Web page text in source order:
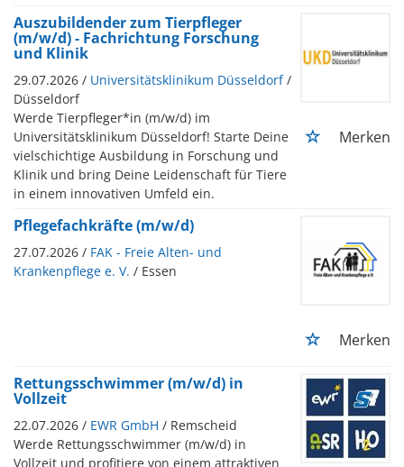
Auszubildender zum Tierpfleger
(m/w/d) - Fachrichtung Forschung
und Klinik
29.07.2026 / Universitätsklinikum Düsseldorf /
Düsseldorf
Werde Tierpfleger*in (m/w/d) im
Universitätsklinikum Düsseldorf! Starte Deine
vielschichtige Ausbildung in Forschung und
Klinik und bring Deine Leidenschaft für Tiere
in einem innovativen Umfeld ein.
Merken
Pflegefachkräfte (m/w/d)
27.07.2026 / FAK - Freie Alten- und
Krankenpflege e. V. / Essen
Merken
Rettungsschwimmer (m/w/d) in
Vollzeit
22.07.2026 / EWR GmbH / Remscheid
Werde Rettungsschwimmer (m/w/d) in
Vollzeit und profitiere von einem attraktiven